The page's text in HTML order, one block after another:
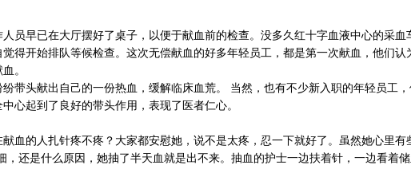
早已在大厅摆好了桌子，以便于献血前的检查。没多久红十字血液中心的采血
开始排队等候检查。这次无偿献血的好多年轻员工，都是第一次献血，他们认
。
头献出自己的一份热血，缓解临床血荒。 当然，也有不少新入职的年轻员工
心起到了良好的带头作用，表现了医者仁心。
的人扎针疼不疼？大家都安慰她，说不是太疼，忍一下就好了。虽然她心里有
还是什么原因，她抽了半天血就是出不来。抽血的护士一边扶着针，一边看着